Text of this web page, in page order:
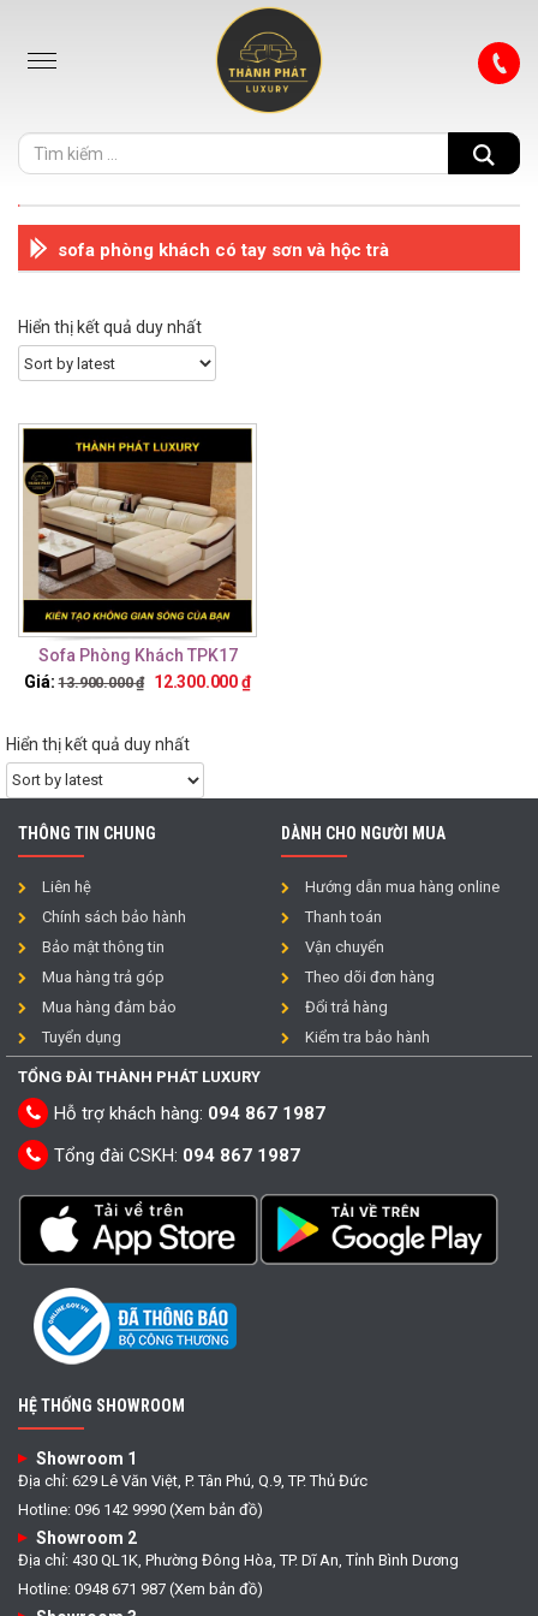
sofa phòng khách có tay sơn và hộc trà
Hiển thị kết quả duy nhất
Sofa Phòng Khách TPK17
Giá: 13.900.000₫ 12.300.000₫
Hiển thị kết quả duy nhất
THÔNG TIN CHUNG
Liên hệ
Chính sách bảo hành
Bảo mật thông tin
Mua hàng trả góp
Mua hàng đảm bảo
Tuyển dụng
DÀNH CHO NGƯỜI MUA
Hướng dẫn mua hàng online
Thanh toán
Vận chuyển
Theo dõi đơn hàng
Đổi trả hàng
Kiểm tra bảo hành
TỔNG ĐÀI THÀNH PHÁT LUXURY
Hỗ trợ khách hàng: 094 867 1987
Tổng đài CSKH: 094 867 1987
HỆ THỐNG SHOWROOM
Showroom 1
Địa chỉ: 629 Lê Văn Việt, P. Tân Phú, Q.9, TP. Thủ Đức
Hotline: 096 142 9990 (Xem bản đồ)
Showroom 2
Địa chỉ: 430 QL1K, Phường Đông Hòa, TP. Dĩ An, Tỉnh Bình Dương
Hotline: 0948 671 987 (Xem bản đồ)